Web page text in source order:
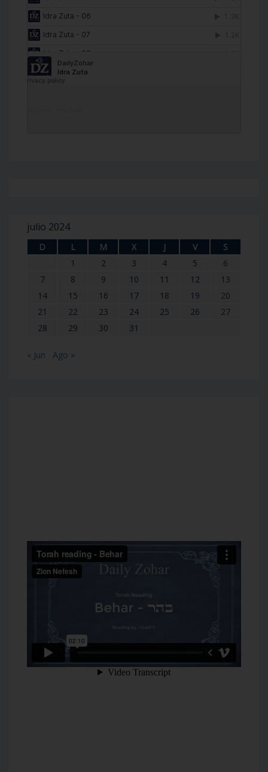
julio 2024
D L M X J V
S
1
2 3 4 5
6
7
8 9 10 11 12
13
14
15 16 17 18 19
20
21
22 23 24 25 26
27
28
29 30 31
« Jun Ago »